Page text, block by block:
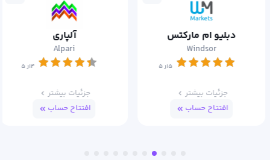
دبلیو ام مارکتس
Windsor
۵از ۵
جزئیات بیشتر
افتتاح حساب
آلپاری
Alpari
۴از ۵
جزئیات بیشتر
افتتاح حساب